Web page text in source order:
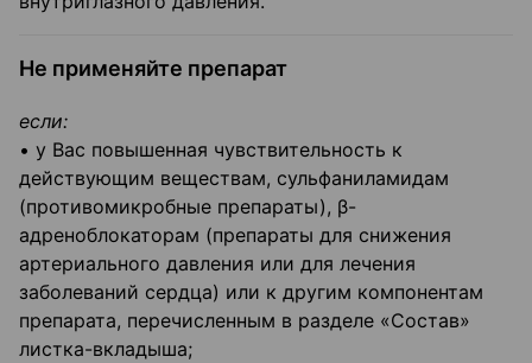
Не применяйте препарат
если:
• у Вас повышенная чувствительность к
действующим веществам, сульфаниламидам
(противомикробные препараты), β-
адреноблокаторам (препараты для снижения
артериального давления или для лечения
заболеваний сердца) или к другим компонентам
препарата, перечисленным в разделе «Состав»
листка-вкладыша;